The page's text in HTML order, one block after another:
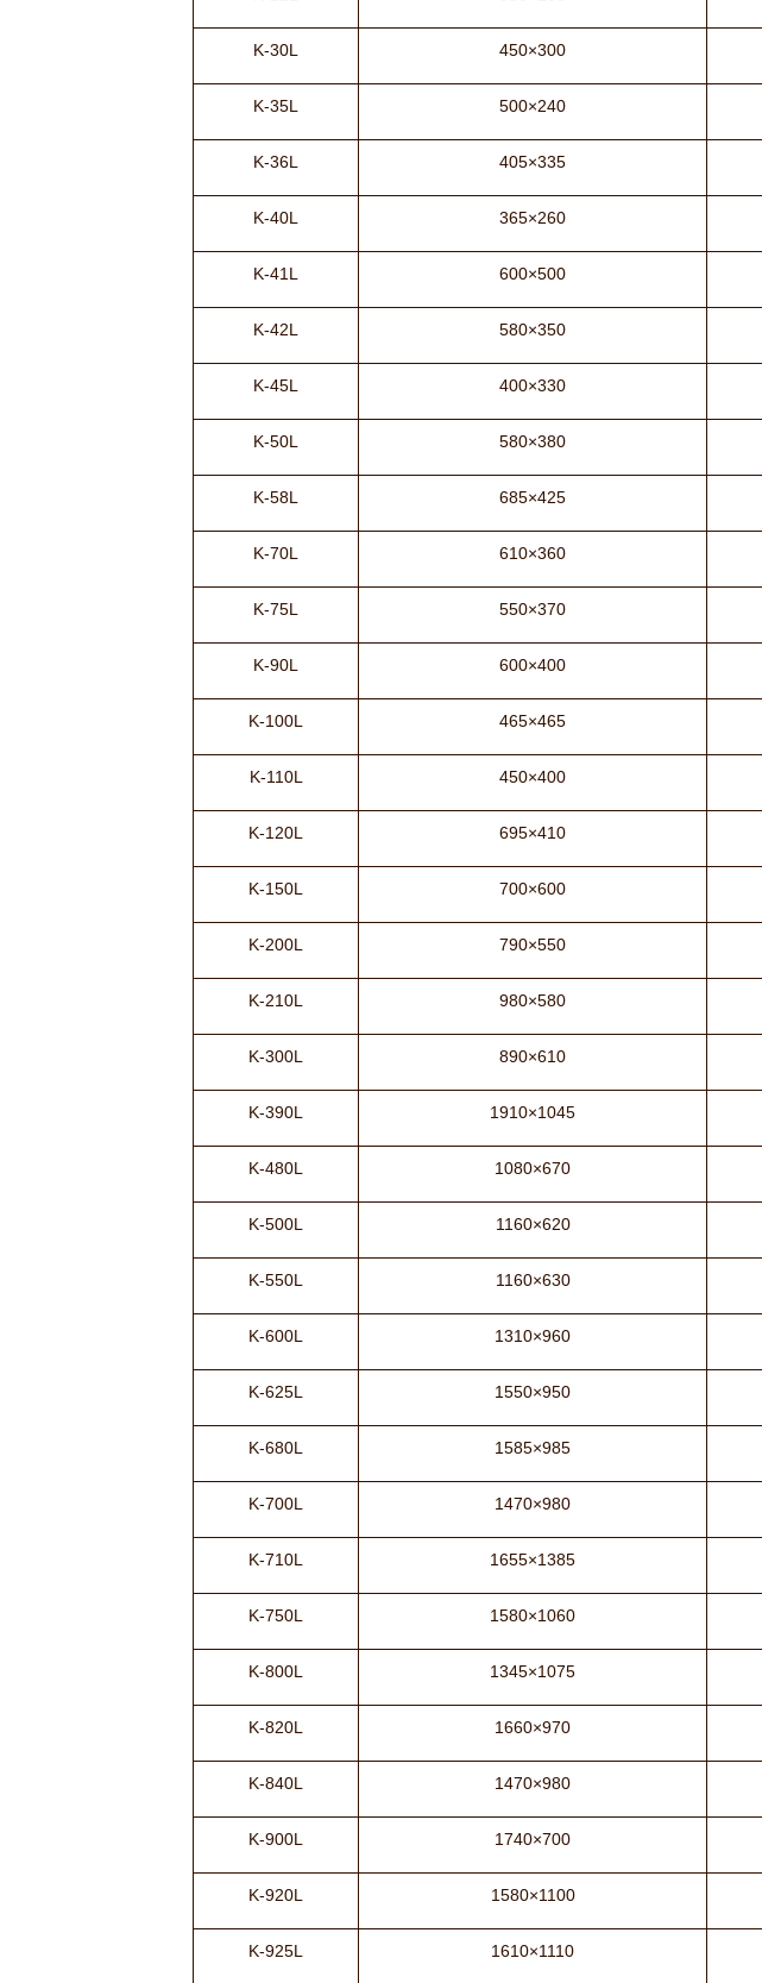
K-30L 450×300
K-35L 500×240
K-36L 405×335
K-40L 365×260
K-41L 600×500
K-42L 580×350
K-45L 400×330
K-50L 580×380
K-58L 685×425
K-70L 610×360
K-75L 550×370
K-90L 600×400
K-100L 465×465
K-110L 450×400
K-120L 695×410
K-150L 700×600
K-200L 790×550
K-210L 980×580
K-300L 890×610
K-390L 1910×1045
K-480L 1080×670
K-500L 1160×620
K-550L 1160×630
K-600L 1310×960
K-625L 1550×950
K-680L 1585×985
K-700L 1470×980
K-710L 1655×1385
K-750L 1580×1060
K-800L 1345×1075
K-820L 1660×970
K-840L 1470×980
K-900L 1740×700
K-920L 1580×1100
K-925L 1610×1110